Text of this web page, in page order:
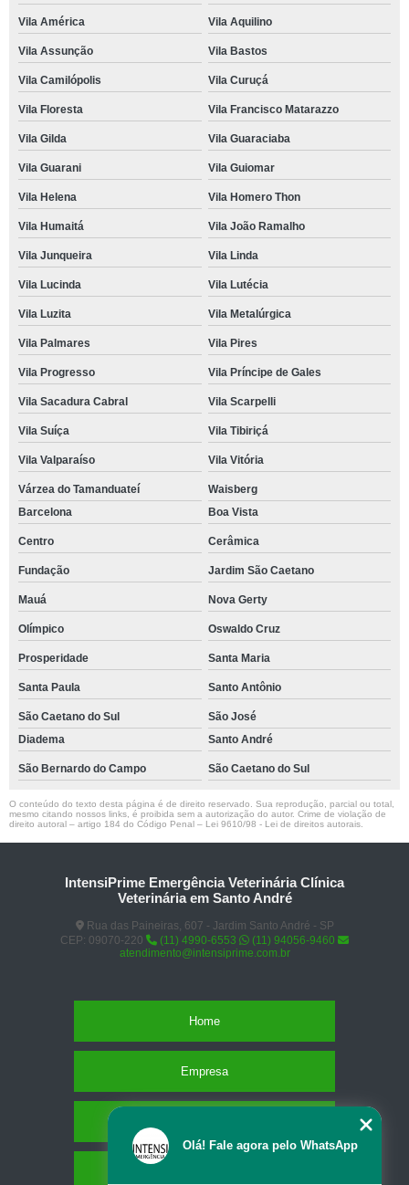
Vila América Vila Aquilino
Vila Assunção Vila Bastos
Vila Camilópolis Vila Curuçá
Vila Floresta Vila Francisco Matarazzo
Vila Gilda Vila Guaraciaba
Vila Guarani Vila Guiomar
Vila Helena Vila Homero Thon
Vila Humaitá Vila João Ramalho
Vila Junqueira Vila Linda
Vila Lucinda Vila Lutécia
Vila Luzita Vila Metalúrgica
Vila Palmares Vila Pires
Vila Progresso Vila Príncipe de Gales
Vila Sacadura Cabral Vila Scarpelli
Vila Suíça Vila Tibiriçá
Vila Valparaíso Vila Vitória
Várzea do Tamanduateí
Waisberg
Barcelona
Boa Vista
Centro Cerâmica
Fundação Jardim São Caetano
Mauá Nova Gerty
Olímpico Oswaldo Cruz
Prosperidade Santa Maria
Santa Paula Santo Antônio
São Caetano do Sul
São José
Diadema
Santo André
São Bernardo do Campo São Caetano do Sul
O conteúdo do texto desta página é de direito reservado. Sua reprodução, parcial ou total,
mesmo citando nossos links, é proibida sem a autorização do autor. Crime de violação de
direito autoral – artigo 184 do Código Penal – Lei 9610/98 - Lei de direitos autorais
IntensiPrime Emergência Veterinária Clínica
Veterinária em Santo André
Rua das Paineiras, 607 - Jardim Santo André - SP
CEP: 09070-220
(11) 4990-6553
(11) 94056-9460
atendimento@intensiprime.com.br
Home
Empresa
Olá! Fale agora pelo WhatsApp